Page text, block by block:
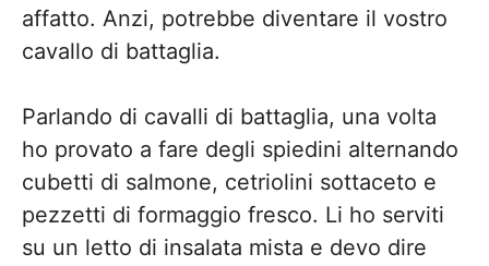
affatto. Anzi, potrebbe diventare il vostro
cavallo di battaglia.
Parlando di cavalli di battaglia, una volta
ho provato a fare degli spiedini alternando
cubetti di salmone, cetriolini sottaceto e
pezzetti di formaggio fresco. Li ho serviti
su un letto di insalata mista e devo dire